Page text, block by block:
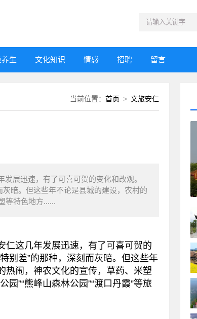
生 文化知识 情感 招聘 留言
当前位置： 首页 > 文旅安仁
发展迅速，有了可喜可贺的变化和改观。
暗。但这些年不论是县城的建设，农村的
等特色地方......
这几年发展迅速，有了可喜可贺的
别差”的那种，深刻而灰暗。但这些年
热闹，神农文化的宣传，草药、米塑
”“熊峰山森林公园”“渡口丹霞”等旅